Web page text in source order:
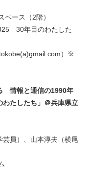
ース（2階）
30年目のわたした
）※
情報と通信の1990年
たしたち」＠兵庫県立
員）、山本淳夫（横尾